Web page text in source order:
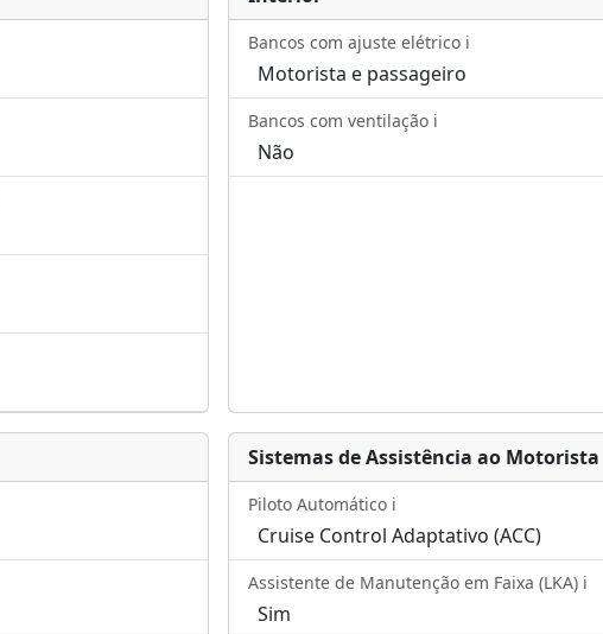
Bancos com ajuste elétrico ℹ️
Motorista e passageiro
Bancos com ventilação ℹ️
Não
Sistemas de Assistência ao Motorista
Piloto Automático ℹ️
Cruise Control Adaptativo (ACC)
Assistente de Manutenção em Faixa (LKA) ℹ️
Sim